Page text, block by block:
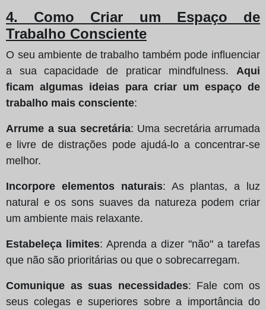
4. Como Criar um Espaço de
Trabalho Consciente
O seu ambiente de trabalho também pode influenciar
a sua capacidade de praticar mindfulness. Aqui
ficam algumas ideias para criar um espaço de
trabalho mais consciente:
Arrume a sua secretária: Uma secretária arrumada
e livre de distrações pode ajudá-lo a concentrar-se
melhor.
Incorpore elementos naturais: As plantas, a luz
natural e os sons suaves da natureza podem criar
um ambiente mais relaxante.
Estabeleça limites: Aprenda a dizer "não" a tarefas
que não são prioritárias ou que o sobrecarregam.
Comunique as suas necessidades: Fale com os
seus colegas e superiores sobre a importância do